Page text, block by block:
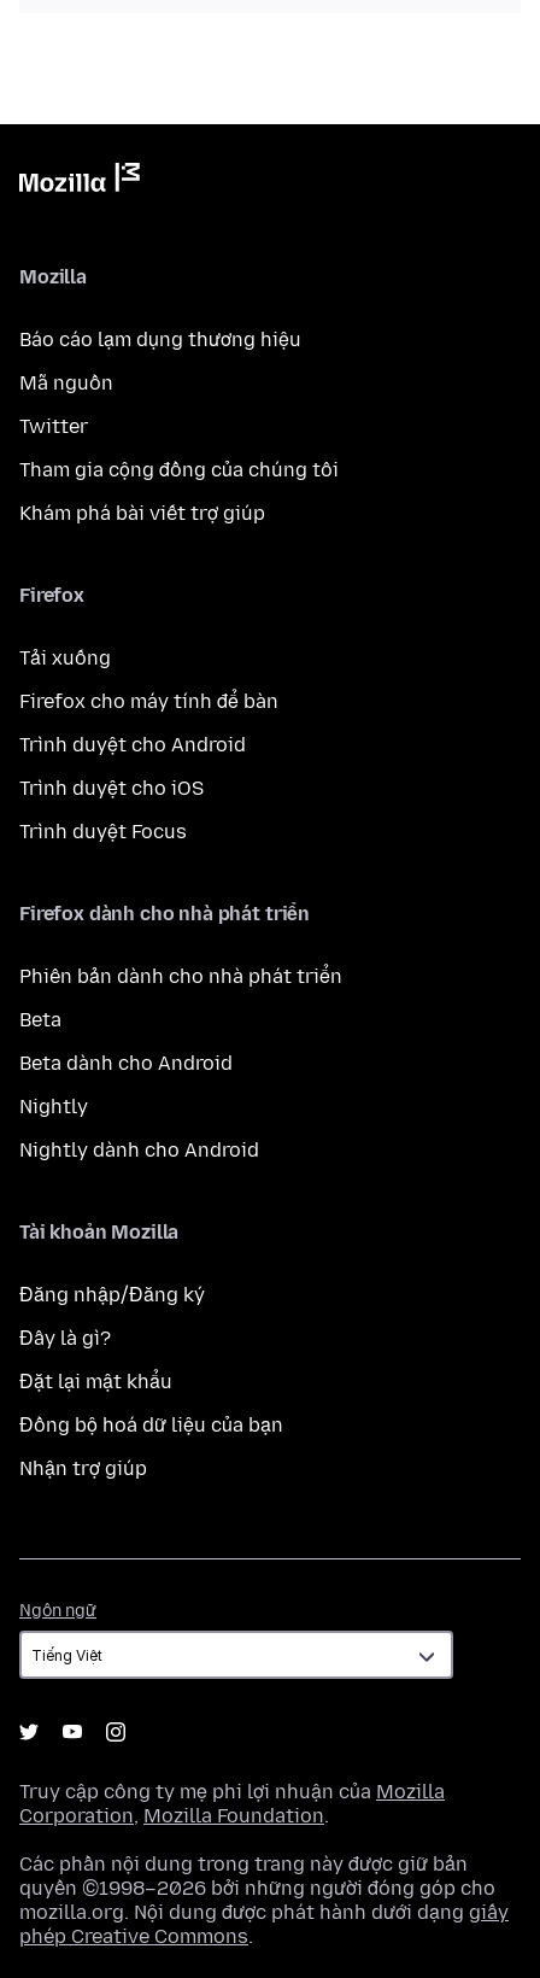
Mozilla
Báo cáo lạm dụng thương hiệu
Mã nguồn
Twitter
Tham gia cộng đồng của chúng tôi
Khám phá bài viết trợ giúp
Firefox
Tải xuống
Firefox cho máy tính để bàn
Trình duyệt cho Android
Trình duyệt cho iOS
Trình duyệt Focus
Firefox dành cho nhà phát triển
Phiên bản dành cho nhà phát triển
Beta
Beta dành cho Android
Nightly
Nightly dành cho Android
Tài khoản Mozilla
Đăng nhập/Đăng ký
Đây là gì?
Đặt lại mật khẩu
Đồng bộ hoá dữ liệu của bạn
Nhận trợ giúp
Ngôn ngữ
ngữ
Truy cập công ty mẹ phi lợi nhuận của Mozilla
Corporation, Mozilla Foundation.
Các phần nội dung trong trang này được giữ bản
quyền ©1998–2026 bởi những người đóng góp cho
mozilla.org. Nội dung được phát hành dưới dạng giấy
phép Creative Commons.